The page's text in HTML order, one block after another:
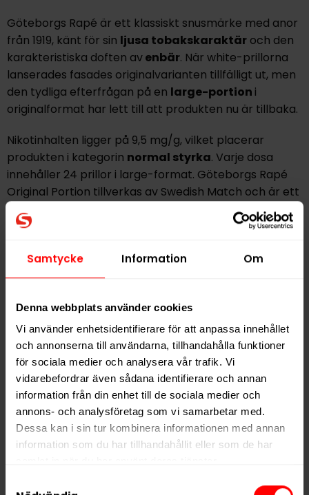
Samtycke Information Om
Denna webbplats använder cookies
Vi använder enhetsidentifierare för att anpassa innehållet
och annonserna till användarna, tillhandahålla funktioner
för sociala medier och analysera vår trafik. Vi
vidarebefordrar även sådana identifierare och annan
information från din enhet till de sociala medier och
annons- och analysföretag som vi samarbetar med.
Dessa kan i sin tur kombinera informationen med annan
information som du har tillhandahållit eller som de har
Göteborgs Rapé är ett klassiskt snusmärke med anor
från 1919, känt för sin ljusa tobakskaraktäroch den
karakteristiska doften avenbär. När white-prillorna
lanserades fasades originalvarianten tillfälligt ut, men
den tydliga efterfrågan på en large-portion i
originalformat har lett till att produkten nu är tillbaka.
Nikotinhalten ligger på 9,5 mg/g, vilket placerar
produkten i kategorin normal styrka. Varje dosa
innehåller 24 prillor i large-format. Göteborgs Rapé
Original Portion tillverkas av Swedish Match och är ett
självklart val för dig som uppskattar
klassisk
Göteborgs Rapé-karaktär
i originalutförande.
Hitta alla produkter från
Alla produkter med smaken
Traditionell
PRODUKTINFORMATION
Typ
Portionssnus
Smak
Traditionell
Format
Large
Styrka
Normal